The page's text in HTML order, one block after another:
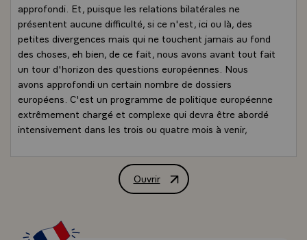
approfondi. Et, puisque les relations bilatérales ne
présentent aucune difficulté, si ce n'est, ici ou là, des
petites divergences mais qui ne touchent jamais au fond
des choses, eh bien, de ce fait, nous avons avant tout fait
un tour d'horizon des questions européennes. Nous
avons approfondi un certain nombre de dossiers
européens. C'est un programme de politique européenne
extrêmement chargé et complexe qui devra être abordé
intensivement dans les trois ou quatre mois à venir,
historiques, parce que, d'une part, il s'agit de
l'élargissement et, d'autre part, il s'agit d'un nécessaire
aller de pair.
Nous sommes convaincus que cela ne pourra réussir, et
Ouvrir
Conférence de presse de MM.